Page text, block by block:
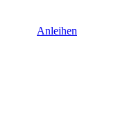
Anleihen